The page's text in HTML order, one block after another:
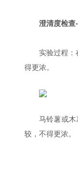
澄清度检查
实验过程
得更浓。
马铃薯或木
较，不得更浓。